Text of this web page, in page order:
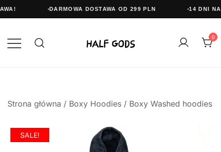
DARMOWA DOSTAWA OD 299 PLN 14 DNI NA
do
treści
0
Strona główna / Boxy Hoodies / Boxy Washed hoodies
SALE!